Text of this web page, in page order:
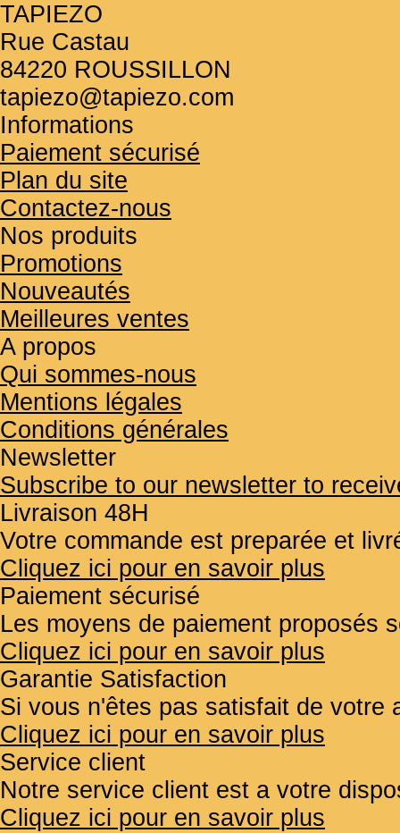
TAPIEZO
Rue Castau
84220 ROUSSILLON
tapiezo@tapiezo.com
Informations
Paiement sécurisé
Plan du site
Contactez-nous
Nos produits
Promotions
Nouveautés
Meilleures ventes
A propos
Qui sommes-nous
Mentions légales
Conditions générales
Newsletter
Subscribe to our newsletter to
Livraison 48H
Votre commande est preparée et
Cliquez ici pour en savoir plus
Paiement sécurisé
Les moyens de paiement proposés
Cliquez ici pour en savoir plus
Garantie Satisfaction
Si vous n'êtes pas satisfait de votre
Cliquez ici pour en savoir plus
Service client
Notre service client est a votre
Cliquez ici pour en savoir plus